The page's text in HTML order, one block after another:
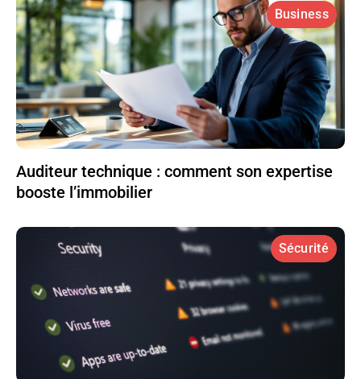
Business
Auditeur technique : comment son expertise
booste l’immobilier
Sécurité